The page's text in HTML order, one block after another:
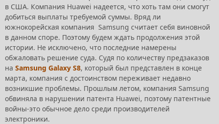
в США. Компания Huawei надеется, что хоть там они смогут
добиться выплаты требуемой суммы. Вряд ли
южнокорейская компания Samsung считает себя виновной
в данном споре. Поэтому будем ждать продолжения этой
истории. Не исключено, что последние намерены
обжаловать решение суда. Судя по количеству предзаказов
на Samsung Galaxy S8, который был представлен в конце
марта, компания с достоинством переживает недавно
возникшие проблемы. Прошлым летом, компания Samsung
обвиняла в нарушении патента Huawei, поэтому патентные
войны-это обычное дело среди производителей
электроники.